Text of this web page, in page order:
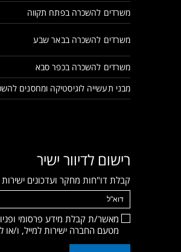
משרדים להשכרה בפתח תקווה
משרדים להשכרה בבאר שבע
משרדים להשכרה בכפר סבא
מבני תעשייה לוגיסטיקה ומחסנים
רישום לדיוור ישיר
קבלת דו"חות מחקר ועדכונים ישירות
מאשר/ת קבלת מידע פרסומי
מטעם החברה ישירות למייל, ו/או